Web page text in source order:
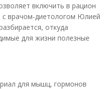
включить в рацион
врачом-диетологом Юлией
откуда
для жизни полезные
для мышц, гормонов